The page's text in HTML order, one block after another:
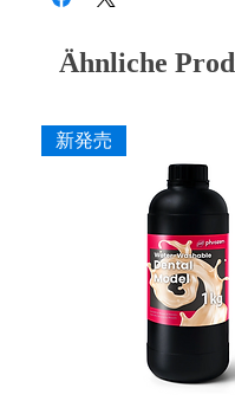
Ähnliche
新発売